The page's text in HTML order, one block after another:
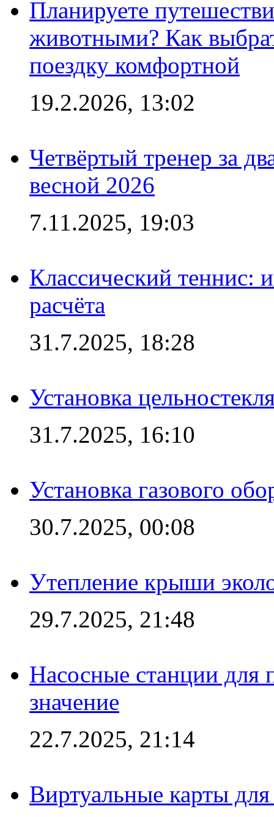
Планируете
животными? Как
поездку комфортной
19.2.2026, 13:02
Четвёртый тренер за
весной 2026
7.11.2025, 19:03
Классический теннис:
расчёта
31.7.2025, 18:28
Установка
31.7.2025, 16:10
Установка газового
30.7.2025, 00:08
Утепление крыши
29.7.2025, 21:48
Насосные станции для
значение
22.7.2025, 21:14
Виртуальные карты